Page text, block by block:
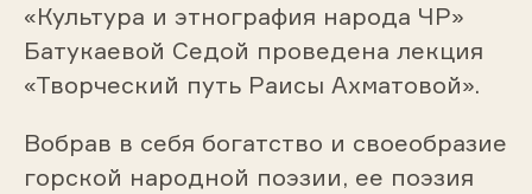
«Культура и этнография народа ЧР»
Батукаевой Седой проведена лекция
«Творческий путь Раисы Ахматовой».
Вобрав в себя богатство и своеобразие
горской народной поэзии, ее поэзия